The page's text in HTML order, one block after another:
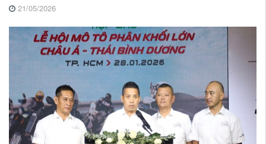
21/05/2026